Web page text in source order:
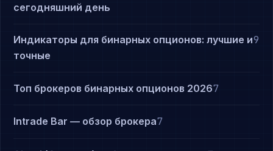
сегодняшний день
Индикаторы для бинарных опционов: лучшие и
точные
9
Топ брокеров бинарных опционов 20267
Intrade Bar — обзор брокера7